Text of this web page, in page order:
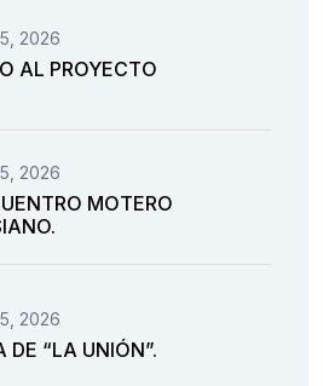
2026
AL PROYECTO
2026
MOTERO
2026
DE “LA UNIÓN”.